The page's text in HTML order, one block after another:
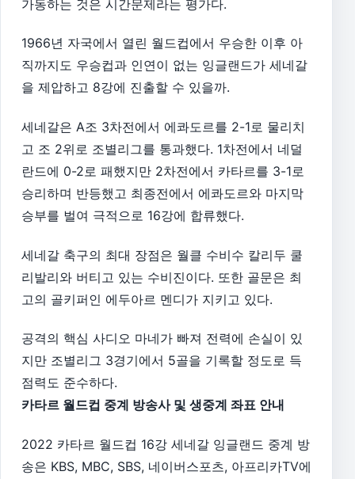
가동하는 것은 시간문제라는 평가다.
1966년 자국에서 열린 월드컵에서 우승한 이후 아
직까지도 우승컵과 인연이 없는 잉글랜드가 세네갈
을 제압하고 8강에 진출할 수 있을까.
세네갈은 A조 3차전에서 에콰도르를 2-1로 물리치
고 조 2위로 조별리그를 통과했다. 1차전에서 네덜
란드에 0-2로 패했지만 2차전에서 카타르를 3-1로
승리하며 반등했고 최종전에서 에콰도르와 마지막
승부를 벌여 극적으로 16강에 합류했다.
세네갈 축구의 최대 장점은 월클 수비수 칼리두 쿨
리발리와 버티고 있는 수비진이다. 또한 골문은 최
고의 골키퍼인 에두아르 멘디가 지키고 있다.
공격의 핵심 사디오 마네가 빠져 전력에 손실이 있
지만 조별리그 3경기에서 5골을 기록할 정도로 득
점력도 준수하다.
카타르 월드컵 중계 방송사 및 생중계 좌표 안내
2022 카타르 월드컵 16강 세네갈 잉글랜드 중계 방
송은 KBS, MBC, SBS, 네이버스포츠, 아프리카TV에